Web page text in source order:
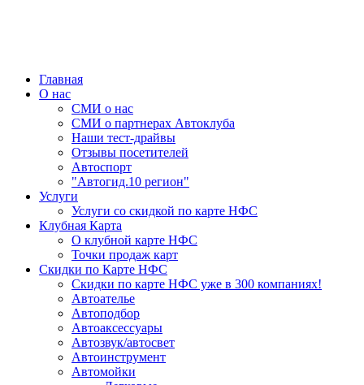
Главная
О нас
СМИ о нас
СМИ о партнерах Автоклуба
Наши тест-драйвы
Отзывы посетителей
Автоспорт
"Автогид.10 регион"
Услуги
Услуги со скидкой по карте НФС
Клубная Карта
О клубной карте НФС
Точки продаж карт
Скидки по Карте НФС
Скидки по карте НФС уже в 300 компаниях!
Автоателье
Автоподбор
Автоаксессуары
Автозвук/автосвет
Автоинструмент
Автомойки